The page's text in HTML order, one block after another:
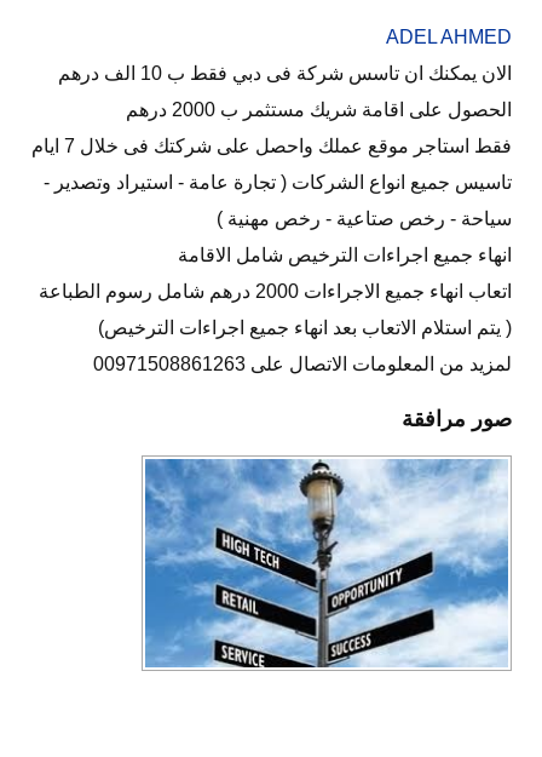
ADEL AHMED
الان يمكنك ان تاسس شركة فى دبي فقط ب 10 الف درهم
الحصول على اقامة شريك مستثمر ب 2000 درهم
فقط استاجر موقع عملك واحصل على شركتك فى خلال 7 ايام
تاسيس جميع انواع الشركات ( تجارة عامة - استيراد وتصدير -
سياحة - رخص صتاعية - رخص مهنية )
انهاء جميع اجراءات الترخيص شامل الاقامة
اتعاب انهاء جميع الاجراءات 2000 درهم شامل رسوم الطباعة
( يتم استلام الاتعاب بعد انهاء جميع اجراءات الترخيص)
لمزيد من المعلومات الاتصال على 00971508861263
صور مرافقة